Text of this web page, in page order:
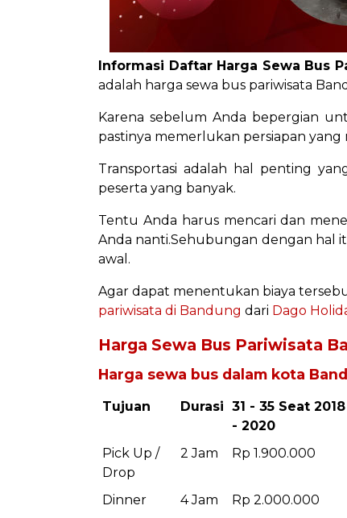
Informasi Daftar Harga Sewa Bus
adalah harga sewa bus pariwisata
Karena sebelum Anda bepergian
pastinya memerlukan persiapan yang
Transportasi adalah hal penting
peserta yang banyak.
Tentu Anda harus mencari dan
Anda nanti.Sehubungan dengan hal
awal.
Agar dapat menentukan biaya
pariwisata di Bandung dari Dago
Harga Sewa Bus Pariwisata
Harga sewa bus dalam kota
Tujuan Durasi 31 - 35 Seat 2018
- 2020
Pick Up /
Drop
2 Jam Rp 1.900.000
Dinner 4 Jam Rp 2.000.000